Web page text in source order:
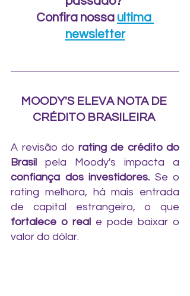
Confira nossa ultima
newsletter
MOODY'S ELEVA NOTA DE
CRÉDITO BRASILEIRA
A revisão do rating de crédito do
Brasil
confiança dos investidores. Se o
rating melhora, há mais entrada
fortalece o real e pode baixar o
valor do dólar.